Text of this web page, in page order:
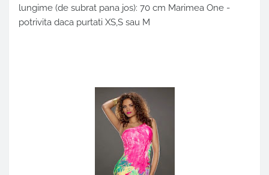
lungime (de subrat pana jos): 70 cm Marimea One -
potrivita daca purtati XS,S sau M